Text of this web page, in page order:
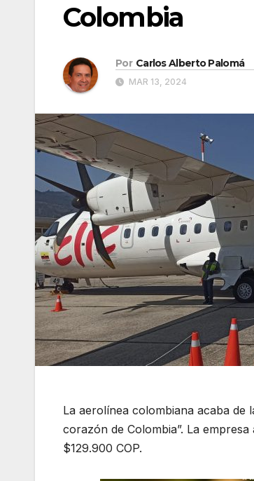
Colombia
Por Carlos Alberto Palomá
MAR 13, 2024
La aerolínea colombiana acaba de
corazón de Colombia”. La
$129.900 COP.